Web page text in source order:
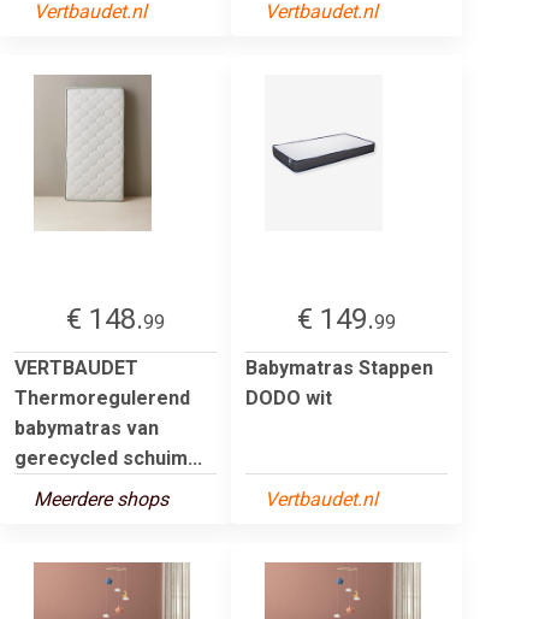
Vertbaudet.nl Vertbaudet.nl
€ 148.99
VERTBAUDET
Thermoregulerend
babymatras van
gerecycled schuim...
Meerdere shops
€ 149.99
Babymatras Stappen
DODO wit
Vertbaudet.nl